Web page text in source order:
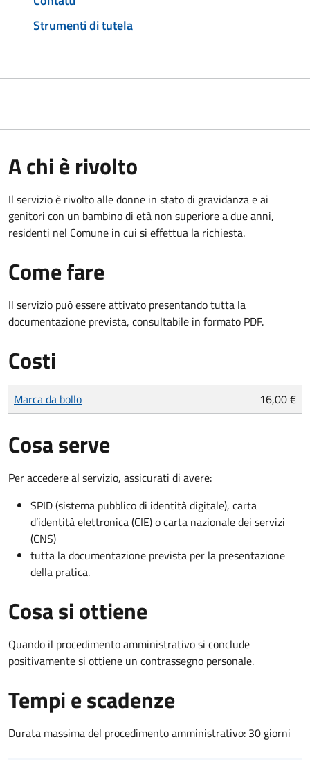
Strumenti di tutela
A chi è rivolto
Il servizio è rivolto alle donne in stato di gravidanza e ai
genitori con un bambino di età non superiore a due anni,
residenti nel Comune in cui si effettua la richiesta.
Come fare
Il servizio può essere attivato presentando tutta la
documentazione prevista, consultabile in formato PDF.
Costi
Tipo di pagamento
Importo
Marca da bollo 16,00 €
Cosa serve
Per accedere al servizio, assicurati di avere:
SPID (sistema pubblico di identità digitale), carta
d’identità elettronica (CIE) o carta nazionale dei servizi
(CNS)
tutta la documentazione prevista per la presentazione
della pratica.
Cosa si ottiene
Quando il procedimento amministrativo si conclude
positivamente si ottiene un contrassegno personale.
Tempi e scadenze
Durata massima del procedimento amministrativo: 30 giorni